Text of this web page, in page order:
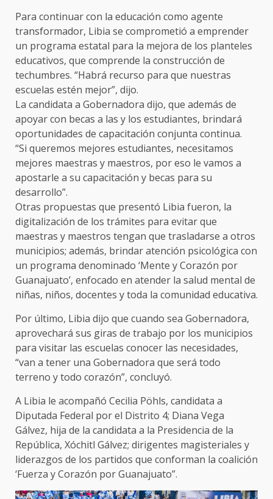
Para continuar con la educación como agente
transformador, Libia se comprometió a emprender
un programa estatal para la mejora de los planteles
educativos, que comprende la construcción de
techumbres. “Habrá recurso para que nuestras
escuelas estén mejor”, dijo.
La candidata a Gobernadora dijo, que además de
apoyar con becas a las y los estudiantes, brindará
oportunidades de capacitación conjunta continua.
“Si queremos mejores estudiantes, necesitamos
mejores maestras y maestros, por eso le vamos a
apostarle a su capacitación y becas para su
desarrollo”.
Otras propuestas que presentó Libia fueron, la
digitalización de los trámites para evitar que
maestras y maestros tengan que trasladarse a otros
municipios; además, brindar atención psicológica con
un programa denominado ‘Mente y Corazón por
Guanajuato’, enfocado en atender la salud mental de
niñas, niños, docentes y toda la comunidad educativa.
Por último, Libia dijo que cuando sea Gobernadora,
aprovechará sus giras de trabajo por los municipios
para visitar las escuelas conocer las necesidades,
“van a tener una Gobernadora que será todo
terreno y todo corazón”, concluyó.
A Libia le acompañó Cecilia Pöhls, candidata a
Diputada Federal por el Distrito 4; Diana Vega
Gálvez, hija de la candidata a la Presidencia de la
República, Xóchitl Gálvez; dirigentes magisteriales y
liderazgos de los partidos que conforman la coalición
‘Fuerza y Corazón por Guanajuato”.